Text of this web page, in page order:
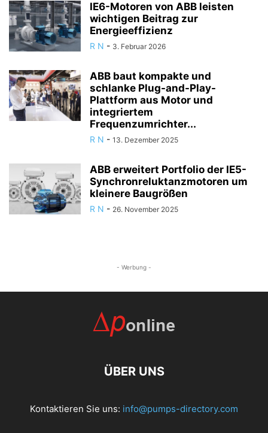
IE6-Motoren von ABB leisten
wichtigen Beitrag zur
Energieeffizienz
R N - 3. Februar 2026
ABB baut kompakte und
schlanke Plug-and-Play-
Plattform aus Motor und
integriertem
Frequenzumrichter...
R N - 13. Dezember 2025
ABB erweitert Portfolio der IE5-
Synchronreluktanzmotoren um
kleinere Baugrößen
R N - 26. November 2025
- Werbung -
ÜBER UNS
Kontaktieren Sie uns: info@pumps-directory.com